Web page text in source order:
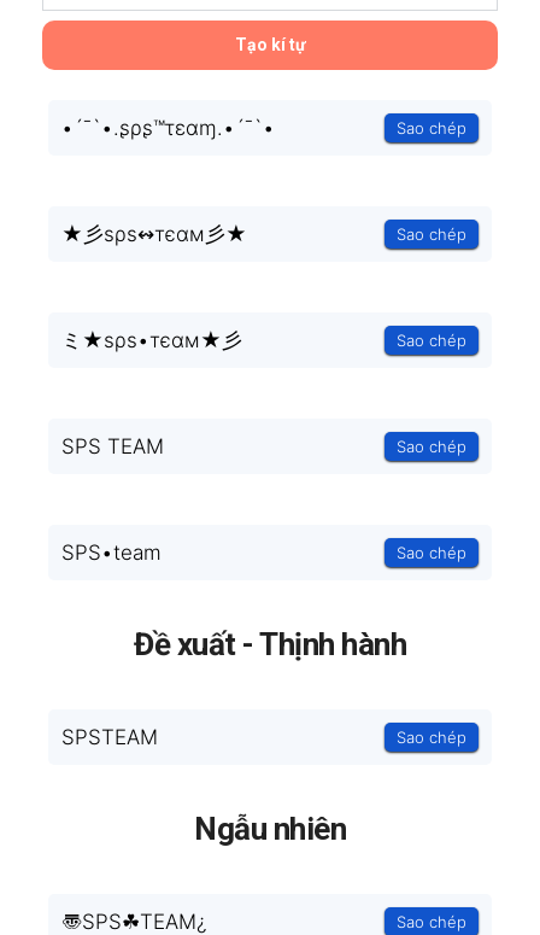
Tạo kí tự
•´¯`•.ʂρʂ™τεαɱ.•´¯`• Sao chép
★彡ѕρѕ↭тєαм彡★ Sao chép
ミ★ѕρѕ•тєαм★彡 Sao chép
SPS TEAM Sao chép
SPS•team Sao chép
Đề xuất - Thịnh hành
SPSTEAM Sao chép
Ngẫu nhiên
〠SPS☘TEAM¿ Sao chép